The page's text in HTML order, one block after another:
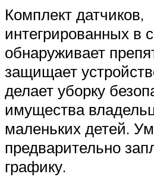
Комплект датчиков,
интегрированных в
обнаруживает
защищает
делает уборку
имущества
маленьких детей.
предварительно
графику.